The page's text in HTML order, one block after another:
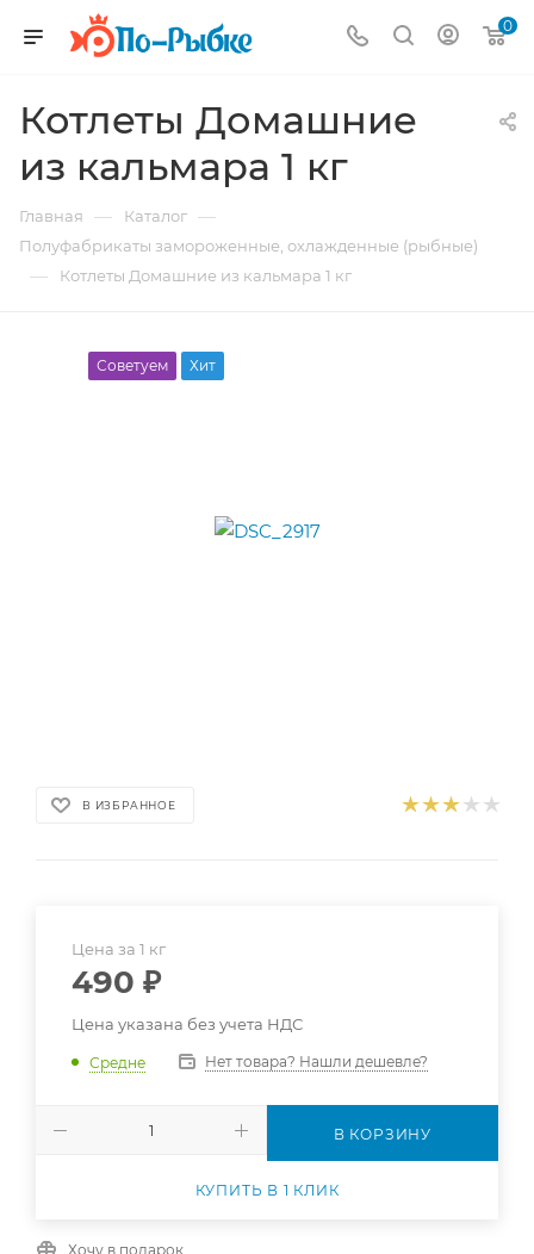
0
Котлеты Домашние
из кальмара 1 кг
Главная — Каталог —
Полуфабрикаты замороженные, охлажденные (рыбные)
— Котлеты Домашние из кальмара 1 кг
Советуем Хит
В ИЗБРАННОЕ
Цена за 1 кг
490 ₽
Цена указана без учета НДС
Средне Нет товара? Нашли дешевле?
В КОРЗИНУ
КУПИТЬ В 1 КЛИК
Хочу в подарок